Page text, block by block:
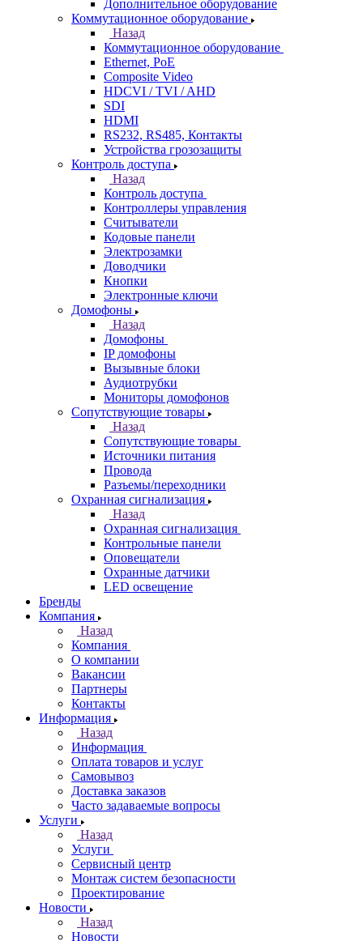
Дополнительное оборудование
Коммутационное оборудование
Назад
Коммутационное оборудование
Ethernet, PoE
Composite Video
HDCVI / TVI / AHD
SDI
HDMI
RS232, RS485, Контакты
Устройства грозозащиты
Контроль доступа
Назад
Контроль доступа
Контроллеры управления
Считыватели
Кодовые панели
Электрозамки
Доводчики
Кнопки
Электронные ключи
Домофоны
Назад
Домофоны
IP домофоны
Вызывные блоки
Аудиотрубки
Мониторы домофонов
Сопутствующие товары
Назад
Сопутствующие товары
Источники питания
Провода
Разъемы/переходники
Охранная сигнализация
Назад
Охранная сигнализация
Контрольные панели
Оповещатели
Охранные датчики
LED освещение
Бренды
Компания
Назад
Компания
О компании
Вакансии
Партнеры
Контакты
Информация
Назад
Информация
Оплата товаров и услуг
Самовывоз
Доставка заказов
Часто задаваемые вопросы
Услуги
Назад
Услуги
Сервисный центр
Монтаж систем безопасности
Проектирование
Новости
Назад
Новости